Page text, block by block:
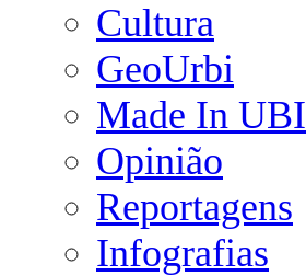
Cultura
GeoUrbi
Made In UBI
Opinião
Reportagens
Infografias